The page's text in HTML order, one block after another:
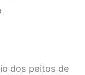
dos peitos de